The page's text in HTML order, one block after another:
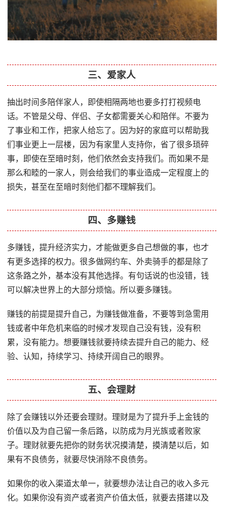
三、爱家人
抽出时间多陪伴家人，即使相隔两地也要多打打视频电
话。不管是父母、伴侣、子女都需要关心和陪伴。不要为
了事业和工作，把家人给忘了。因为好的家庭可以帮助我
们事业更上一层楼，因为有家里人支持你，省了很多琐碎
事，即使在至暗时刻，他们依然会支持我们。而如果不是
那么和睦的一家人，则会给我们的事业造成一定程度上的
损失，甚至在至暗时刻他们都不理解我们。
四、多赚钱
多赚钱，提升经济实力，才能做更多自己想做的事，也才
有更多选择的权力。很多做网约车、外卖骑手的都是除了
这条路之外，基本没有其他选择。有句话说的也没错，钱
可以解决世界上的大部分烦恼。所以要多赚钱。
赚钱的前提是提升自己，为赚钱做准备，不要等到急需用
钱或者中年危机来临的时候才发现自己没有钱，没有积
累，没有能力。想要赚钱就要持续去提升自己的能力、经
验、认知，持续学习、持续开阔自己的眼界。
五、会理财
除了会赚钱以外还要会理财。理财是为了提升手上金钱的
价值以及为自己留一条后路，以防成为月光族或者败家
子。理财就要先把你的财务状况摸清楚，摸清楚以后，如
果有不良债务，就要尽快消除不良债务。
如果你的收入渠道太单一，就要想办法让自己的收入多元
化。如果你没有资产或者资产价值太低，就要去搭建以及